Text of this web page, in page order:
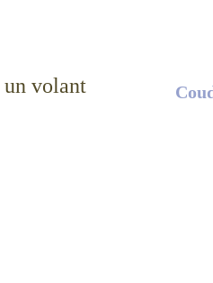
un volant